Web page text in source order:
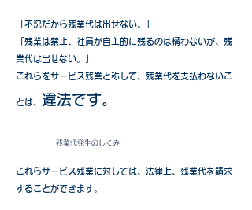
​「不況だから残業代は出せない。」
「残業は禁止、社員が自主的に残るのは構わないが、残
業代は出せない。」
​これらをサービス残業と称して、残業代を支払わないこ
とは、 違法です。
残業代発生のしくみ
これらサービス残業に対しては、法律上、残業代を請求
することができます。